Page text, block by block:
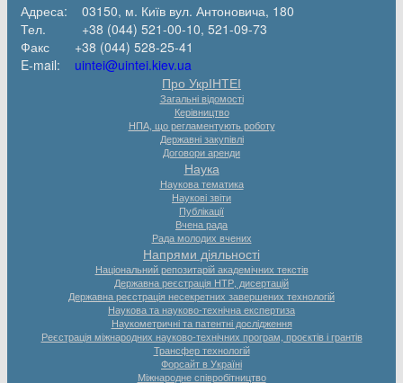
Адреса: 03150, м. Київ вул. Антоновича, 180
Тел. +38 (044) 521-00-10, 521-09-73
Факс +38 (044) 528-25-41
E-mail: uintei@uintei.kiev.ua
Про УкрІНТЕІ
Загальні відомості
Керівництво
НПА, що регламентують роботу
Державні закупівлі
Договори аренди
Наука
Наукова тематика
Наукові звіти
Публікації
Вчена рада
Рада молодих вчених
Напрями діяльності
Національний репозитарій академічних текстів
Державна реєстрація НТР, дисертацій
Державна реєстрація несекретних завершених технологій
Наукова та науково-технічна експертиза
Наукометричні та патентні дослідження
Реєстрація міжнародних науково-технічних програм, проєктів і грантів
Трансфер технологій
Форсайт в Україні
Міжнародне співробітництво